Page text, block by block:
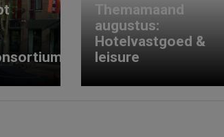
Themamaand
augustus:
Hotelvastgoed &
leisure